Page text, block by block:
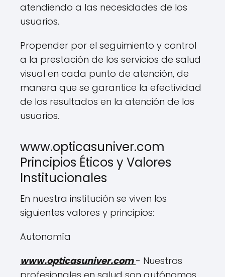
atendiendo a las necesidades de los
usuarios.
Propender por el seguimiento y control
a la prestación de los servicios de salud
visual en cada punto de atención, de
manera que se garantice la efectividad
de los resultados en la atención de los
usuarios.
www.opticasuniver.com
Principios Éticos y Valores
Institucionales
En nuestra institución se viven los
siguientes valores y principios:
Autonomía
www.opticasuniver.com - Nuestros